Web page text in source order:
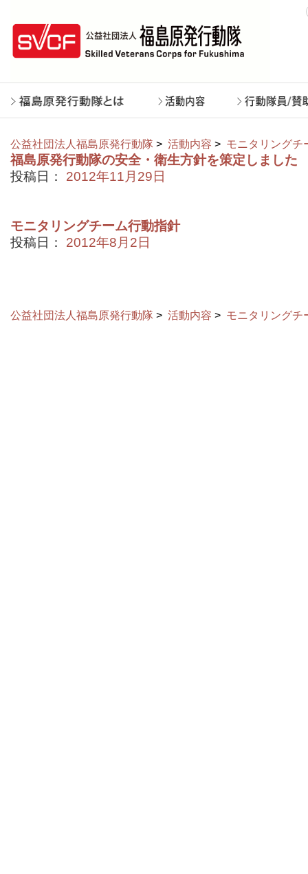
公益社団法人福島原発行動隊 > 活動内容 > モニタリングチ
福島原発行動隊の安全・衛生方針を策定しました
投稿日：
2012年11月29日
モニタリングチーム行動指針
投稿日：
2012年8月2日
公益社団法人福島原発行動隊 > 活動内容 > モニタリングチ